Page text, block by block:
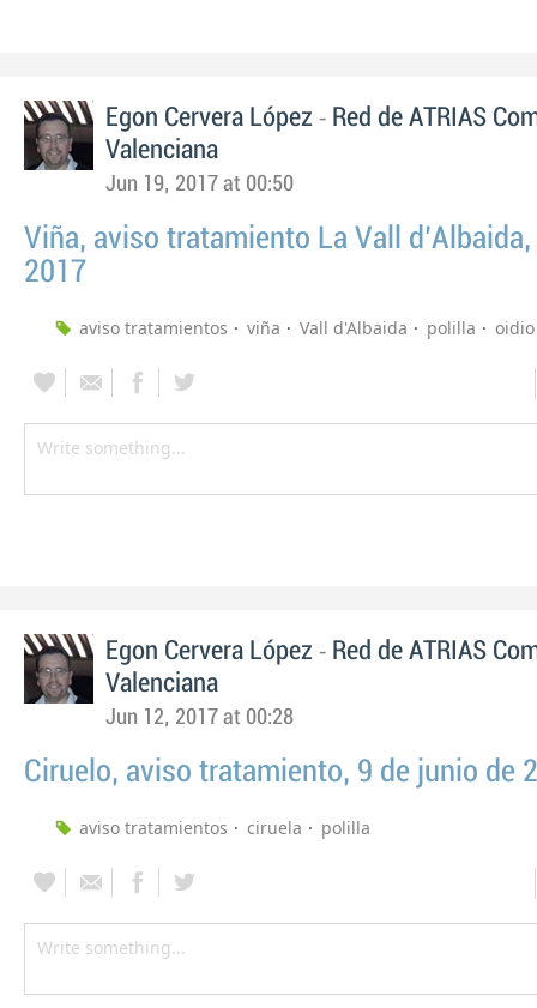
Egon Cervera López - Red de ATRIAS
Valenciana
Jun 19, 2017 at 00:50
Viña, aviso tratamiento La Vall
2017
aviso tratamientos viña Vall d'Albaida polilla oidio
Egon Cervera López - Red de ATRIAS
Valenciana
Jun 12, 2017 at 00:28
Ciruelo, aviso tratamiento, 9 de junio de
aviso tratamientos ciruela polilla